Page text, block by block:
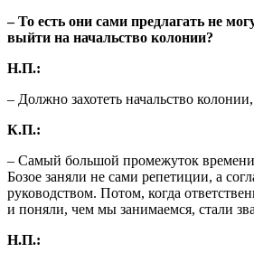
– То есть они сами предлагать не
выйти на начальство колонии?
Н.П.:
– Должно захотеть начальство
К.П.:
– Самый большой промежуток
Бозое заняли не сами репетиции, а
руководством. Потом, когда
и поняли, чем мы занимаемся, стали
Н.П.: